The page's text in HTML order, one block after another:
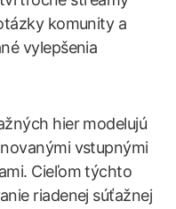
komunity a
vylepšenia
hier modelujú
vstupnými
Cieľom týchto
riadenej súťažnej